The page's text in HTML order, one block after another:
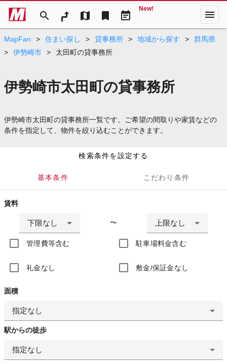
search map bookmark event_note
New! menu
MapFan > 住まい探し > 貸事務所 > 地域から探す >
群馬県
>
伊勢崎市 > 太田町の貸事務所
伊勢崎市太田町の貸事務所
伊勢崎市太田町の貸事務所一覧です。ご希望の間取りや家賃などの
条件を指定して、物件を絞り込むことができます。
検索条件を設定する
基本条件 こだわり条件
賃料
下限なし 〜 上限なし
管理費等含む 駐車場料金含む
礼金なし 敷金/保証金なし
面積
指定なし
駅からの徒歩
指定なし